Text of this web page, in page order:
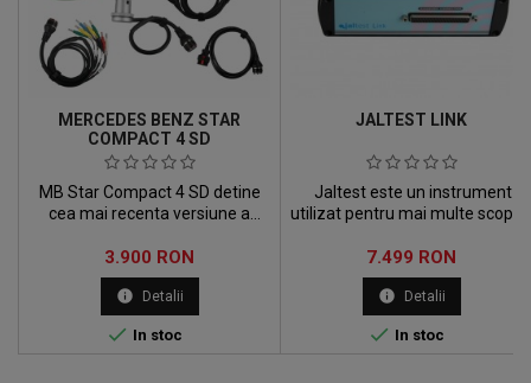
MERCEDES BENZ STAR
COMPACT 4 SD
MB Star Compact 4 SD detine
cea mai recenta versiune a
Pret
3.900 RON
info Detalii
 In stoc
JALTEST LINK
Jaltest este un instrument
utilizat pentru mai multe scopuri
pentru a diagnostica
majoritatea sistemelor
existente.
Pret
7.499 RON
info Detalii
 In stoc